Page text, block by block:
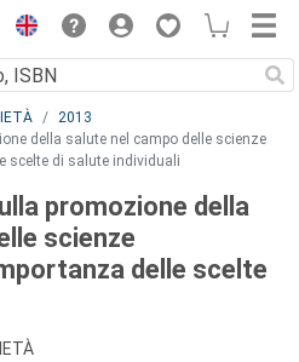
2013
della salute nel campo delle scienze
scelte di salute individuali
promozione della
scienze
delle scelte